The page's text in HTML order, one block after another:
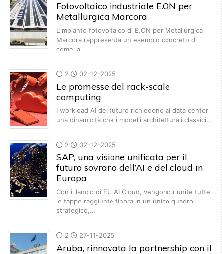
Fotovoltaico industriale E.ON per
Metallurgica Marcora
L’impianto fotovoltaico di E.ON per Metallurgica
Marcora rappresenta un esempio concreto di
come la…
2 02-12-2025
Le promesse del rack-scale
computing
I workload AI del futuro richiedono ai data center
una dinamicità che i modelli architetturali classici…
2 02-12-2025
SAP, una visione unificata per il
futuro sovrano dell’AI e del cloud in
Europa
Con il lancio di EU AI Cloud, vengono riunite tutte
le tappe raggiunte finora in un unico quadro
strategico,…
2 27-11-2025
Aruba, rinnovata la partnership con il